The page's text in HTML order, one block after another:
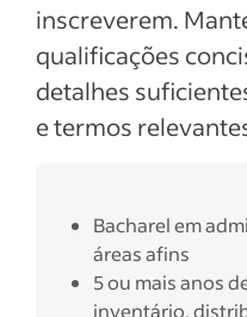
inscreverem.
qualificações
detalhes
e termos
Bacharel em
áreas afins
5 ou mais anos
inventário,